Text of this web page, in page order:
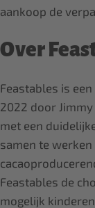
aankoop de
Over
Feastables is
2022 door
met een
samen te
Feastables de
mogelijk